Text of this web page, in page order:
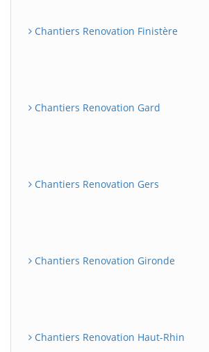
Chantiers Renovation Finistère
Chantiers Renovation Gard
Chantiers Renovation Gers
Chantiers Renovation Gironde
Chantiers Renovation Haut-Rhin